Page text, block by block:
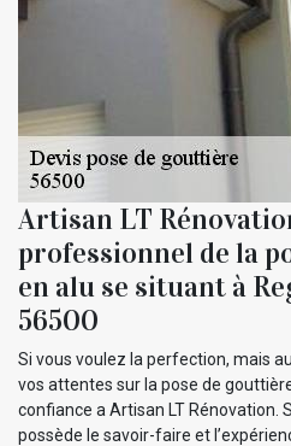
Artisan LT
professionnel de la
en alu se situant à
56500
Si vous voulez la perfection, mais
vos attentes sur la pose de
confiance a Artisan LT Rénovation.
possède le savoir-faire et